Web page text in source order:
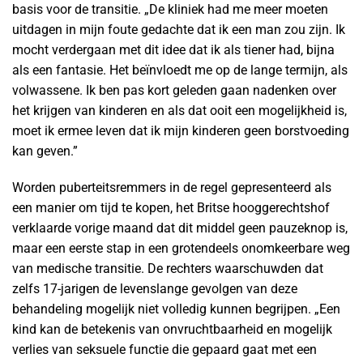
basis voor de transitie. „De kliniek had me meer moeten
uitdagen in mijn foute gedachte dat ik een man zou zijn. Ik
mocht verdergaan met dit idee dat ik als tiener had, bijna
als een fantasie. Het beïnvloedt me op de lange termijn, als
volwassene. Ik ben pas kort geleden gaan nadenken over
het krijgen van kinderen en als dat ooit een mogelijkheid is,
moet ik ermee leven dat ik mijn kinderen geen borstvoeding
kan geven.”
Worden puberteitsremmers in de regel gepresenteerd als
een manier om tijd te kopen, het Britse hooggerechtshof
verklaarde vorige maand dat dit middel geen pauzeknop is,
maar een eerste stap in een grotendeels onomkeerbare weg
van medische transitie. De rechters waarschuwden dat
zelfs 17-jarigen de levenslange gevolgen van deze
behandeling mogelijk niet volledig kunnen begrijpen. „Een
kind kan de betekenis van onvruchtbaarheid en mogelijk
verlies van seksuele functie die gepaard gaat met een